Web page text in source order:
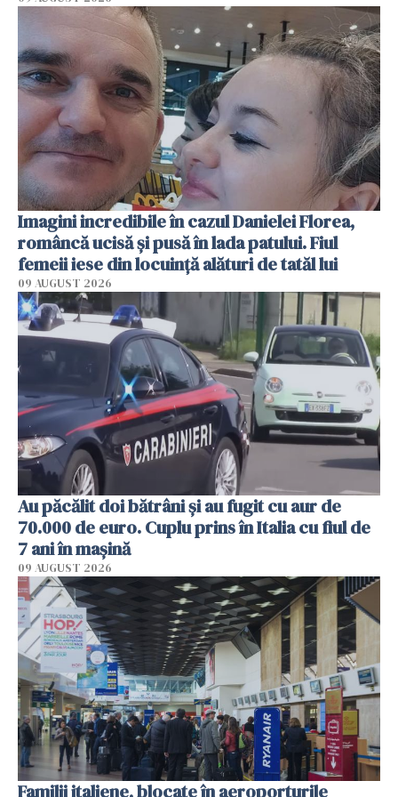
Imagini incredibile în cazul Danielei Florea,
româncă ucisă și pusă în lada patului. Fiul
femeii iese din locuință alături de tatăl lui
09 AUGUST 2026
Au păcălit doi bătrâni și au fugit cu aur de
70.000 de euro. Cuplu prins în Italia cu fiul de
7 ani în mașină
09 AUGUST 2026
Familii italiene, blocate în aeroporturile